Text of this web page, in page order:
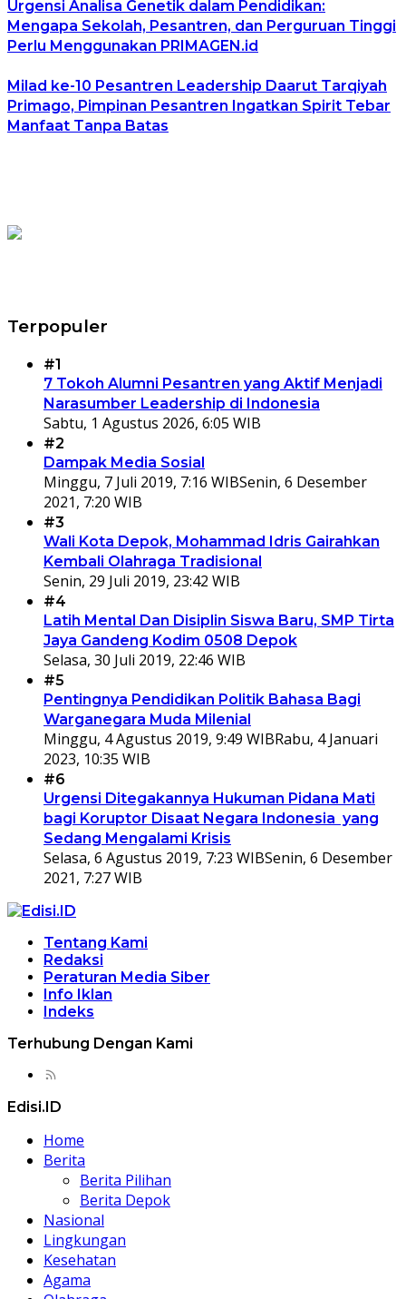
Urgensi Analisa Genetik dalam Pendidikan:
Mengapa Sekolah, Pesantren, dan Perguruan Tinggi
Perlu Menggunakan PRIMAGEN.id
Milad ke-10 Pesantren Leadership Daarut Tarqiyah
Primago, Pimpinan Pesantren Ingatkan Spirit Tebar
Manfaat Tanpa Batas
Terpopuler
#1
7 Tokoh Alumni Pesantren yang Aktif Menjadi
Narasumber Leadership di Indonesia
Sabtu, 1 Agustus 2026, 6:05 WIB
#2
Dampak Media Sosial
Minggu, 7 Juli 2019, 7:16 WIBSenin, 6 Desember
2021, 7:20 WIB
#3
Wali Kota Depok, Mohammad Idris Gairahkan
Kembali Olahraga Tradisional
Senin, 29 Juli 2019, 23:42 WIB
#4
Latih Mental Dan Disiplin Siswa Baru, SMP Tirta
Jaya Gandeng Kodim 0508 Depok
Selasa, 30 Juli 2019, 22:46 WIB
#5
Pentingnya Pendidikan Politik Bahasa Bagi
Warganegara Muda Milenial
Minggu, 4 Agustus 2019, 9:49 WIBRabu, 4 Januari
2023, 10:35 WIB
#6
Urgensi Ditegakannya Hukuman Pidana Mati
bagi Koruptor Disaat Negara Indonesia yang
Sedang Mengalami Krisis
Selasa, 6 Agustus 2019, 7:23 WIBSenin, 6 Desember
2021, 7:27 WIB
Tentang Kami
Redaksi
Peraturan Media Siber
Info Iklan
Indeks
Terhubung Dengan Kami
Edisi.ID
Home
Berita
Berita Pilihan
Berita Depok
Nasional
Lingkungan
Kesehatan
Agama